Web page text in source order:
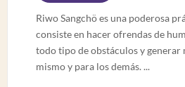
Riwo Sangchö es una poderosa
consiste en hacer ofrendas de
todo tipo de obstáculos y generar mérito
mismo y para los demás. ...